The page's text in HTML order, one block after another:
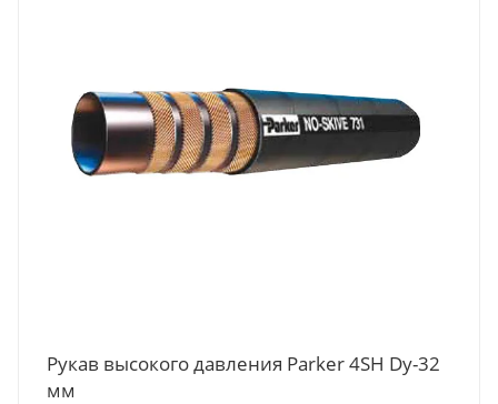
Рукав высокого давления Parker 4SH Dу-32
мм